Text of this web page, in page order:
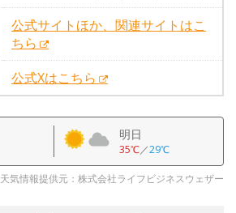
公式サイトほか、関連サイトはこ
ちら
公式Xはこちら
明日
35℃／29℃
天気情報提供元：株式会社ライフビジネスウェザー